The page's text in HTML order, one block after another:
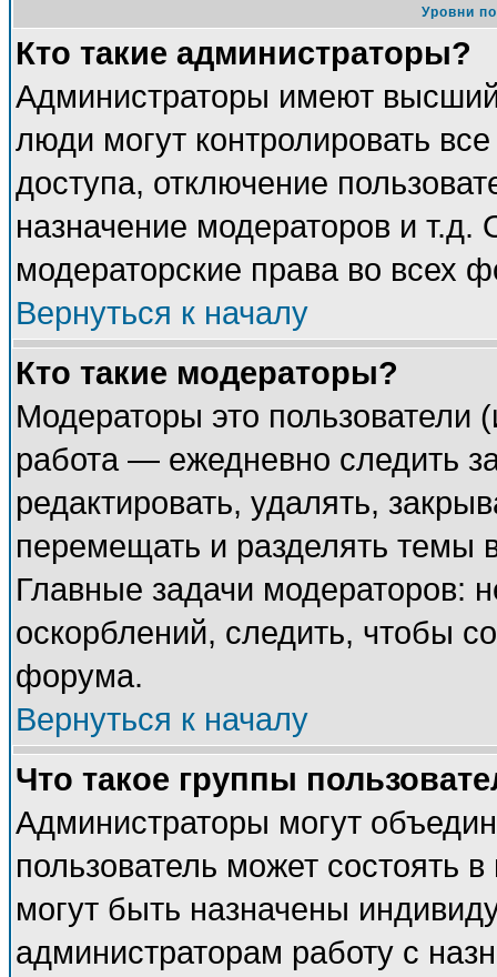
Уровни
Кто такие администраторы?
Администраторы имеют
люди могут контролировать
доступа, отключение
назначение модераторов и
модераторские права во всех
Вернуться к началу
Кто такие модераторы?
Модераторы это пользователи
работа — ежедневно следить
редактировать, удалять,
перемещать и разделять темы
Главные задачи модераторов:
оскорблений, следить, чтобы
форума.
Вернуться к началу
Что такое группы
Администраторы могут
пользователь может состоять
могут быть назначены
администраторам работу с